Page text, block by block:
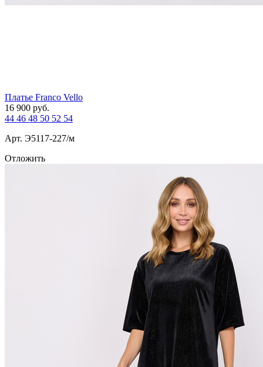
Платье Franco Vello
16 900 руб.
44 46 48 50 52 54
Арт. Э5117-227/м
Отложить